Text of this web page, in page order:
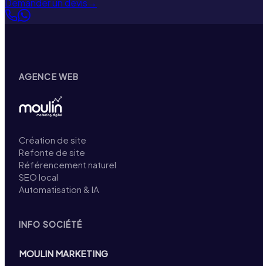
Demander un devis→
AGENCE WEB
Création de site
Refonte de site
Référencement naturel
SEO local
Automatisation & IA
INFO SOCIÉTÉ
MOULIN MARKETING